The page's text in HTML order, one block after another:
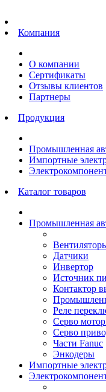
Компания
О компании
Сертификаты
Отзывы клиентов
Партнеры
Продукция
Промышленная
Импортные
Каталог товаров
Промышленная
Датчики
Инвертор
Источник
Контактор
Реле
Серво
Серво
Части Fanuc
Энкодеры
Импортные